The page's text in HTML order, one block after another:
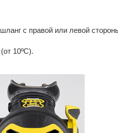
с правой или левой
10ºС).